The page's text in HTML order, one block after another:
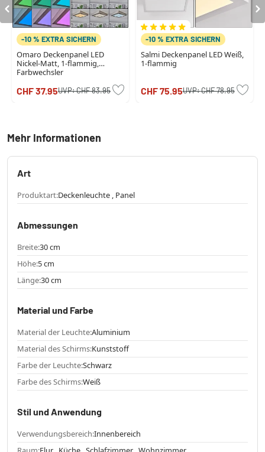
-10 % EXTRA SICHERN
Omaro Deckenpanel LED
Nickel-Matt, 1-flammig,
Farbwechsler
CHF 37.95UVP:CHF 83.95
-10 % EXTRA SICHERN
Salmi Deckenpanel LED Weiß,
1-flammig
CHF 75.95UVP:CHF 78.95
Mehr Informationen
Art
Produktart:Deckenleuchte , Panel
Abmessungen
Breite:30 cm
Höhe:5 cm
Länge:30 cm
Material und Farbe
Material der Leuchte:Aluminium
Material des Schirms:Kunststoff
Farbe der Leuchte:Schwarz
Farbe des Schirms:Weiß
Stil und Anwendung
Verwendungsbereich:Innenbereich